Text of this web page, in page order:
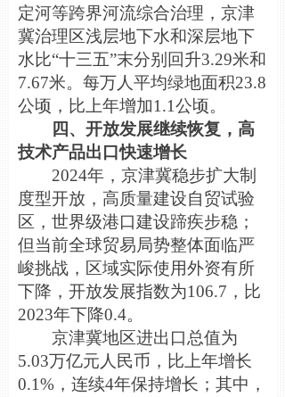
定河等跨界河流综合治理，京津
冀治理区浅层地下水和深层地下
水比“十三五”末分别回升3.29米和
7.67米。每万人平均绿地面积23.8
公顷，比上年增加1.1公顷。
四、开放发展继续恢复，高
技术产品出口快速增长
2024年，京津冀稳步扩大制
度型开放，高质量建设自贸试验
区，世界级港口建设蹄疾步稳；
但当前全球贸易局势整体面临严
峻挑战，区域实际使用外资有所
下降，开放发展指数为106.7，比
2023年下降0.4。
京津冀地区进出口总值为
5.03万亿元人民币，比上年增长
0.1%，连续4年保持增长；其中，